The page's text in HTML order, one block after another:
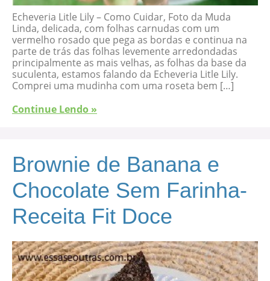
Echeveria Litle Lily – Como Cuidar, Foto da Muda
Linda, delicada, com folhas carnudas com um
vermelho rosado que pega as bordas e continua na
parte de trás das folhas levemente arredondadas
principalmente as mais velhas, as folhas da base da
suculenta, estamos falando da Echeveria Litle Lily.
Comprei uma mudinha com uma roseta bem […]
Continue Lendo »
Brownie de Banana e
Chocolate Sem Farinha-
Receita Fit Doce